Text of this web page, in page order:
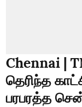
Chennai |
தெரிந்த
பரபரத்த